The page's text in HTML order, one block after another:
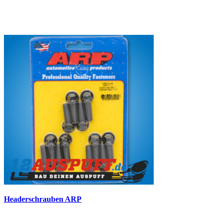
Headerschrauben ARP